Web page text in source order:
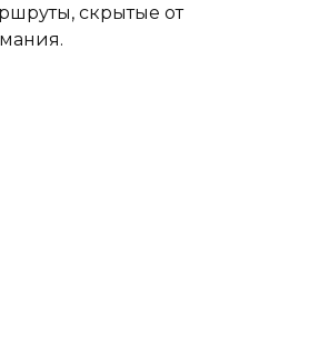
скрытые от